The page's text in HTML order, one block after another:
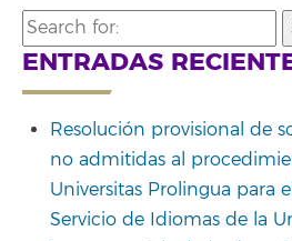
Search
for:
ENTRADAS
Resolución provisional de
no admitidas al
Universitas Prolingua para
Servicio de Idiomas de la